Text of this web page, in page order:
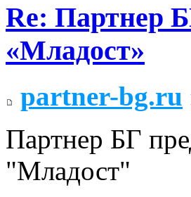
Re: Партнер
«Младост»
partner-bg.ru
Партнер БГ
"Младост"